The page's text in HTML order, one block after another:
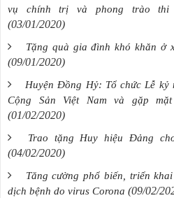
vụ chính trị và phong trào thi
(03/01/2020)
Tặng quà gia đình khó khăn ở
(09/01/2020)
Huyện Đồng Hỷ: Tổ chức Lễ kỷ
Cộng Sản Việt Nam và gặp
(01/02/2020)
Trao tặng Huy hiệu Đảng
(04/02/2020)
Tăng cường phổ biến, triển
dịch bệnh do virus Corona (09/02/